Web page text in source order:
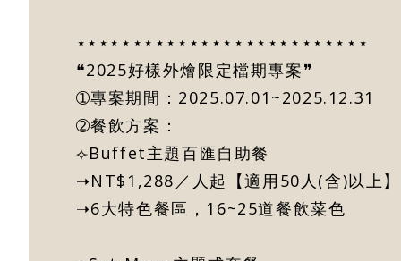
⋆⋆⋆⋆⋆⋆⋆⋆⋆⋆⋆⋆⋆⋆⋆⋆⋆⋆⋆⋆⋆⋆⋆⋆⋆⋆
❝2025好樣外燴限定檔期專案❞
➀專案期間：2025.07.01~2025.12.31
➁餐飲方案：
⟣Buffet主題百匯自助餐
➝NT$1,288／人起【適用50人(含)以上】
➝6大特色餐區，16~25道餐飲菜色